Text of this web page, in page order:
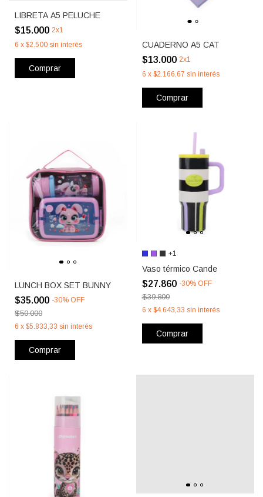
LIBRETA A5 PELUCHE
$15.000 2x1
6 x $2.500 sin interés
Comprar
CUADERNO A5 CAT
$13.000 2x1
6 x $2.166,67 sin interés
Comprar
LUNCH BOX SET BUNNY
$35.000 -30% OFF
$50.000
6 x $5.833,33 sin interés
Comprar
+1
Vaso térmico Cande
$27.860 -30% OFF
$39.800
6 x $4.643,33 sin interés
Comprar